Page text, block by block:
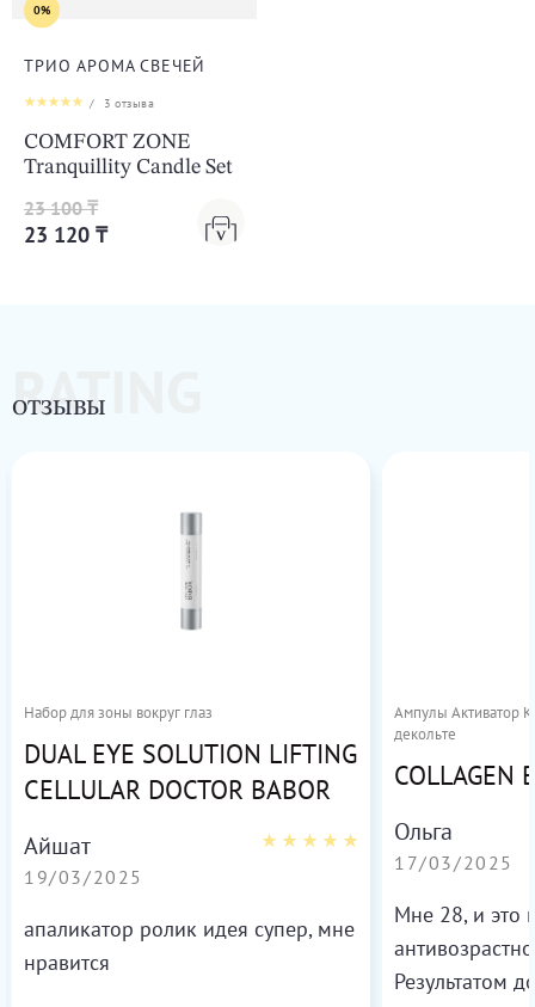
0%
ТРИО АРОМА СВЕЧЕЙ
/ 3 отзыва
COMFORT ZONE
Tranquillity Candle Set
23 100 ₸
23 120 ₸
RATING
ОТЗЫВЫ
Набор для зоны вокруг глаз
DUAL EYE SOLUTION LIFTING
CELLULAR DOCTOR BABOR
Айшат
19/03/2025
апаликатор ролик идея супер, мне
нравится
Ампулы Активатор
декольте
COLLAGEN
Ольга
17/03/2025
Мне 28, и это
Результатом